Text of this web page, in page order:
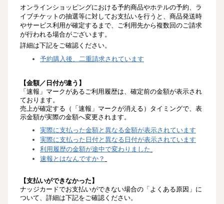
オンラインショッピングにおける予約商品やホテルの予約、ラ
イブチケットの抽選等に対してお支払いを行うと、商品発送時
やサービス利用が確定するまで、ご利用先から複数回のご請求
が行われる場合がございます。
詳細は下記をご確認ください。
予約購入後、二重請求されています
【金額／日付が違う 】
「速報」マークがあるご利用履歴は、確定前の金額が表示され
ております。
売上が確定する（「速報」マークが消える）タイミングで、表
示金額が実際の金額へ変更されます。
実際に支払った金額と異なる金額が表示されています
実際に支払った日付と異なる日付が表示されています
利用履歴の金額が途中で変わりました
速報とはなんですか？
【支払いができなかった 】
ナッジカードでお支払いができない場合の「よくある原因」に
ついて、詳細は下記をご確認ください。